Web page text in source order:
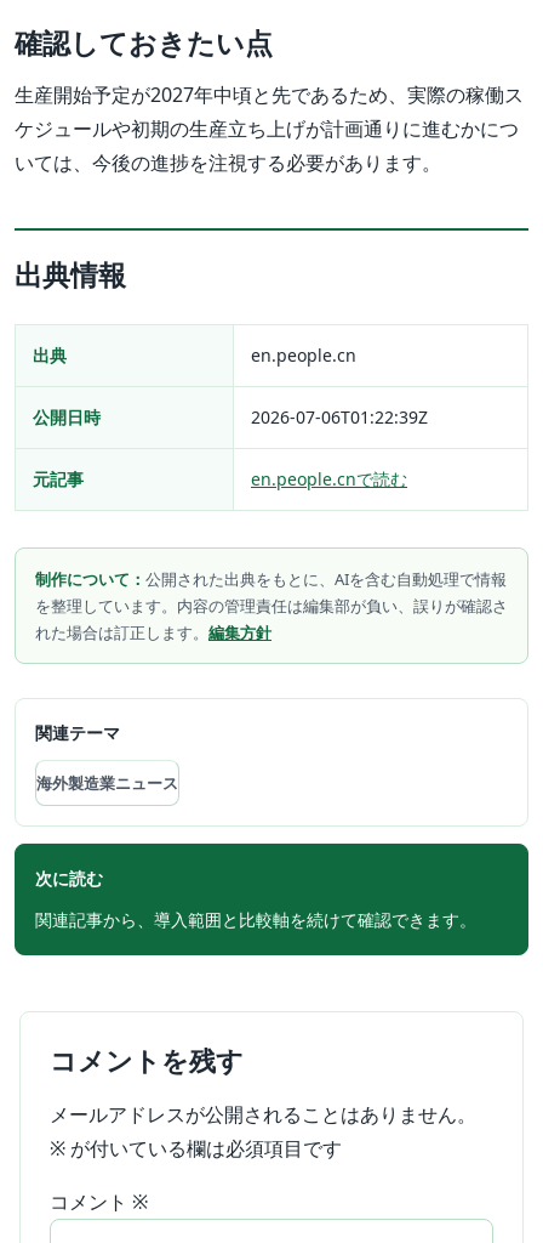
確認しておきたい点
生産開始予定が2027年中頃と先であるため、実際の稼働ス
ケジュールや初期の生産立ち上げが計画通りに進むかにつ
いては、今後の進捗を注視する必要があります。
出典情報
出典 en.people.cn
公開日時 2026-07-06T01:22:39Z
元記事 en.people.cnで読む
制作について： 公開された出典をもとに、AIを含む自動処理で情報
を整理しています。内容の管理責任は編集部が負い、誤りが確認さ
れた場合は訂正します。 編集方針
関連テーマ
海外製造業ニュース
次に読む
関連記事から、導入範囲と比較軸を続けて確認できます。
コメントを残す
メールアドレスが公開されることはありません。
※ が付いている欄は必須項目です
コメント ※